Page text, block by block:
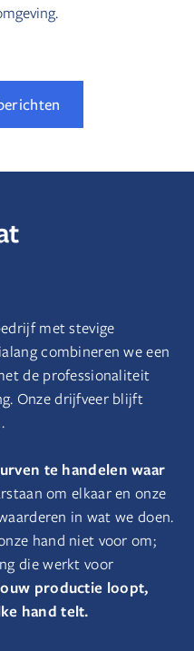
met stevige
combineren we een
de professionaliteit
Onze drijfveer blijft
te handelen waar
om elkaar en onze
in wat we doen.
hand niet voor om;
die werkt voor
productie loopt,
hand telt.